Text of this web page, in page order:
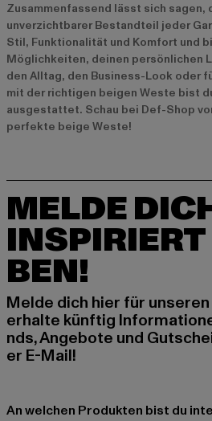
Zusammenfassend lässt sich sagen,
unverzichtbarer Bestandteil jeder
Stil, Funktionalität und Komfort und
Möglichkeiten, deinen persönlichen
den Alltag, den Business-Look oder
mit der richtigen beigen Weste bist
ausgestattet. Schau bei Def-Shop
perfekte beige Weste!
MELDE
BEN!
Melde dich hier für
erhalte künftig
nds, Angebote und
er E-Mail!
An welchen Produkten bist du